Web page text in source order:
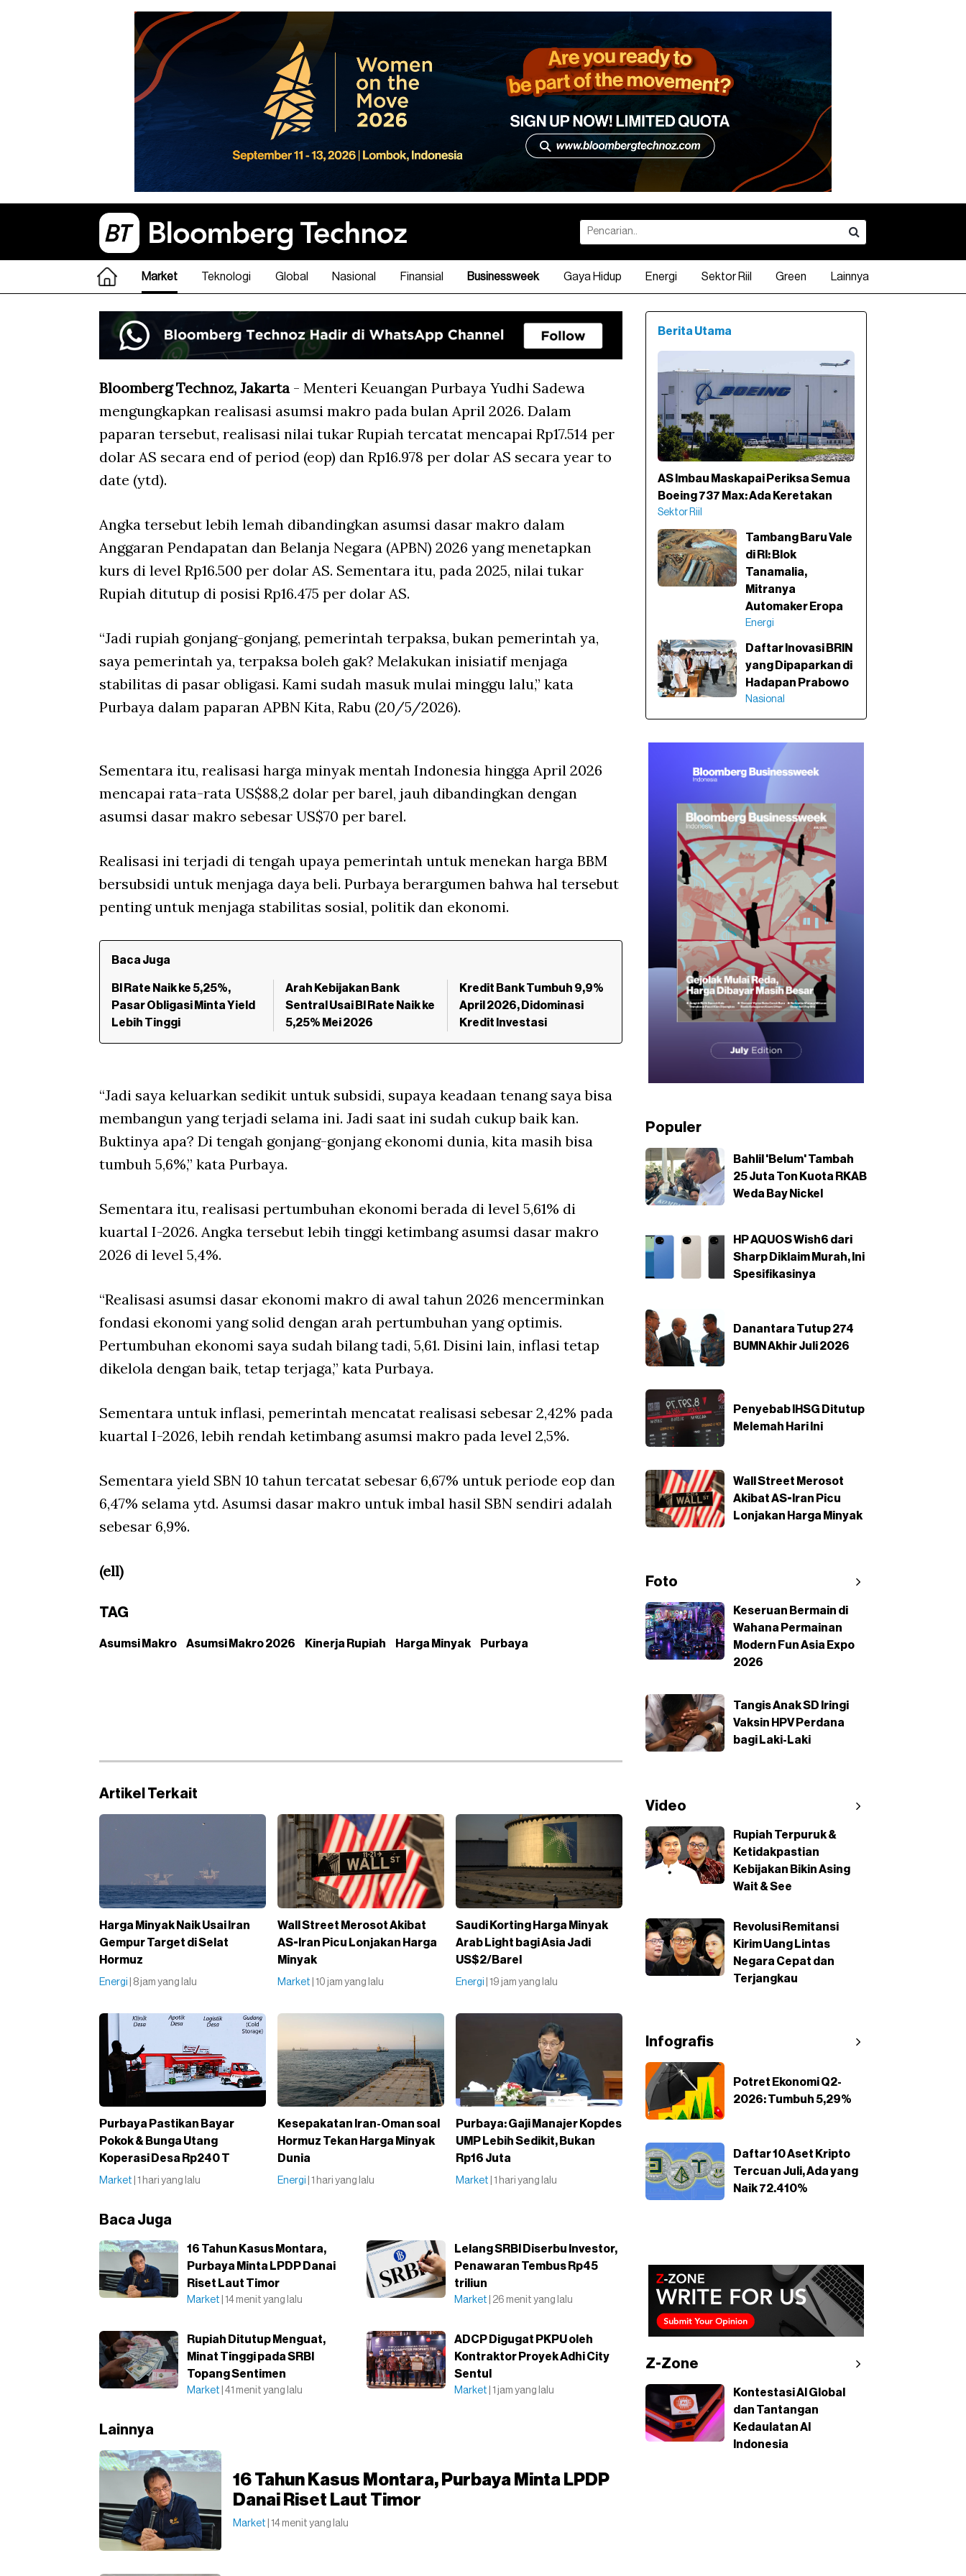
Market Teknologi Global Nasional Finansial Businessweek Gaya Hidup Energi Sektor Riil Green Lainnya
Bloomberg Technoz, Jakarta- Menteri Keuangan Purbaya Yudhi Sadewa
mengungkapkan realisasi asumsi makro pada bulan April 2026. Dalam
paparan tersebut, realisasi nilai tukar Rupiah tercatat mencapai Rp17.514 per
dolar AS secara end of period (eop) dan Rp16.978 per dolar AS secara year to
date (ytd).
Angka tersebut lebih lemah dibandingkan asumsi dasar makro dalam
Anggaran Pendapatan dan Belanja Negara (APBN) 2026 yang menetapkan
kurs di level Rp16.500 per dolar AS. Sementara itu, pada 2025, nilai tukar
Rupiah ditutup di posisi Rp16.475 per dolar AS.
“Jadi rupiah gonjang-gonjang, pemerintah terpaksa, bukan pemerintah ya,
saya pemerintah ya, terpaksa boleh gak? Melakukan inisiatif menjaga
stabilitas di pasar obligasi. Kami sudah masuk mulai minggu lalu,” kata
Purbaya dalam paparan APBN Kita, Rabu (20/5/2026).
Sementara itu, realisasi harga minyak mentah Indonesia hingga April 2026
mencapai rata-rata US$88,2 dolar per barel, jauh dibandingkan dengan
asumsi dasar makro sebesar US$70 per barel.
Realisasi ini terjadi di tengah upaya pemerintah untuk menekan harga BBM
bersubsidi untuk menjaga daya beli. Purbaya berargumen bahwa hal tersebut
penting untuk menjaga stabilitas sosial, politik dan ekonomi.
Baca Juga
BI Rate Naik ke 5,25%,
Pasar Obligasi Minta Yield
Lebih Tinggi
Arah Kebijakan Bank
Sentral Usai BI Rate Naik ke
5,25% Mei 2026
Kredit Bank Tumbuh 9,9%
April 2026, Didominasi
Kredit Investasi
“Jadi saya keluarkan sedikit untuk subsidi, supaya keadaan tenang saya bisa
membangun yang terjadi selama ini. Jadi saat ini sudah cukup baik kan.
Buktinya apa? Di tengah gonjang-gonjang ekonomi dunia, kita masih bisa
tumbuh 5,6%,” kata Purbaya.
Sementara itu, realisasi pertumbuhan ekonomi berada di level 5,61% di
kuartal I-2026. Angka tersebut lebih tinggi ketimbang asumsi dasar makro
2026 di level 5,4%.
“Realisasi asumsi dasar ekonomi makro di awal tahun 2026 mencerminkan
fondasi ekonomi yang solid dengan arah pertumbuhan yang optimis.
Pertumbuhan ekonomi saya sudah bilang tadi, 5,61. Disini lain, inflasi tetap
dikelola dengan baik, tetap terjaga,” kata Purbaya.
Sementara untuk inflasi, pemerintah mencatat realisasi sebesar 2,42% pada
kuartal I-2026, lebih rendah ketimbang asumsi makro pada level 2,5%.
Sementara yield SBN 10 tahun tercatat sebesar 6,67% untuk periode eop dan
6,47% selama ytd. Asumsi dasar makro untuk imbal hasil SBN sendiri adalah
sebesar 6,9%.
(ell)
TAG
Asumsi Makro Asumsi Makro 2026 Kinerja Rupiah Harga Minyak Purbaya
Artikel Terkait
Harga Minyak Naik Usai Iran
Gempur Target di Selat
Hormuz
Energi | 8 jam yang lalu
Wall Street Merosot Akibat
AS-Iran Picu Lonjakan Harga
Minyak
Market | 10 jam yang lalu
Saudi Korting Harga Minyak
Arab Light bagi Asia Jadi
US$2/Barel
Energi | 19 jam yang lalu
Purbaya Pastikan Bayar
Pokok & Bunga Utang
Koperasi Desa Rp240 T
Market | 1 hari yang lalu
Kesepakatan Iran-Oman soal
Hormuz Tekan Harga Minyak
Dunia
Energi | 1 hari yang lalu
Purbaya: Gaji Manajer Kopdes
UMP Lebih Sedikit, Bukan
Rp16 Juta
Market | 1 hari yang lalu
Baca Juga
16 Tahun Kasus Montara,
Purbaya Minta LPDP Danai
Riset Laut Timor
Market | 14 menit yang lalu
Lelang SRBI Diserbu Investor,
Penawaran Tembus Rp45
triliun
Market | 26 menit yang lalu
Rupiah Ditutup Menguat,
Minat Tinggi pada SRBI
Topang Sentimen
Market | 41 menit yang lalu
ADCP Digugat PKPU oleh
Kontraktor Proyek Adhi City
Sentul
Market | 1 jam yang lalu
Lainnya
16 Tahun Kasus Montara, Purbaya Minta LPDP
Danai Riset Laut Timor
Market | 14 menit yang lalu
Berita Utama
AS Imbau Maskapai Periksa Semua
Boeing 737 Max: Ada Keretakan
Sektor Riil
Tambang Baru Vale
di RI: Blok
Tanamalia,
Mitranya
Automaker Eropa
Energi
Daftar Inovasi BRIN
yang Dipaparkan di
Hadapan Prabowo
Nasional
Populer
Bahlil 'Belum' Tambah
25 Juta Ton Kuota RKAB
Weda Bay Nickel
HP AQUOS Wish6 dari
Sharp Diklaim Murah, Ini
Spesifikasinya
Danantara Tutup 274
BUMN Akhir Juli 2026
Penyebab IHSG Ditutup
Melemah Hari Ini
Wall Street Merosot
Akibat AS-Iran Picu
Lonjakan Harga Minyak
Foto
Keseruan Bermain di
Wahana Permainan
Modern Fun Asia Expo
2026
Tangis Anak SD Iringi
Vaksin HPV Perdana
bagi Laki-Laki
Video
Rupiah Terpuruk &
Ketidakpastian
Kebijakan Bikin Asing
Wait & See
Revolusi Remitansi
Kirim Uang Lintas
Negara Cepat dan
Terjangkau
Infografis
Potret Ekonomi Q2-
2026: Tumbuh 5,29%
Daftar 10 Aset Kripto
Tercuan Juli, Ada yang
Naik 72.410%
Z-Zone
Kontestasi AI Global
dan Tantangan
Kedaulatan AI
Indonesia